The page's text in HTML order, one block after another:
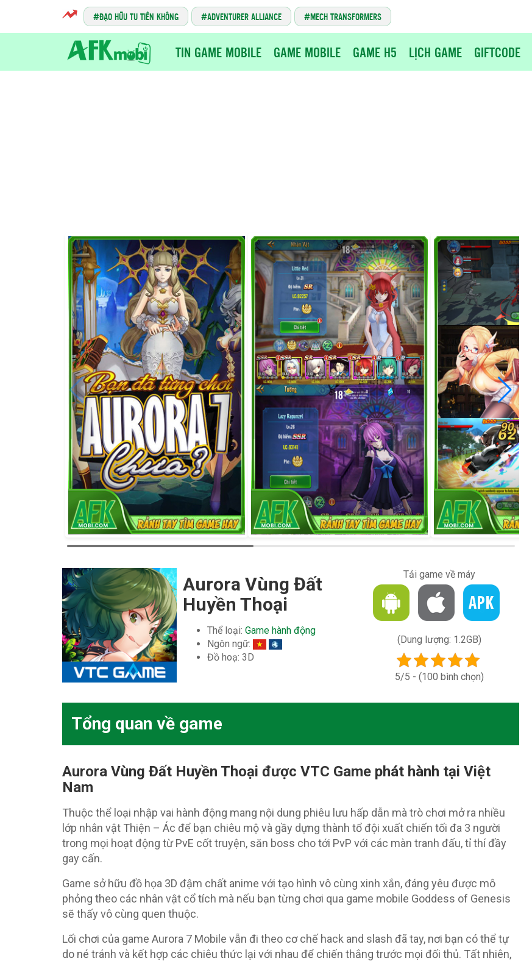
ĐẠO HỮU TU TIÊN KHÔNG ADVENTURER ALLIANCE MECH TRANSFORMERS
TIN GAME MOBILE GAME MOBILE GAME H5 LỊCH GAME GIFTCODE
Aurora Vùng Đất
Huyền Thoại
Thể loại: Game hành động
Ngôn ngữ:
Đồ hoạ: 3D
Tải game về máy
(Dung lượng: 1.2GB)
5/5 - (100 bình chọn)
Tổng quan về game
Aurora Vùng Đất Huyền Thoại được VTC Game phát hành tại Việt
Nam
Thuộc thể loại nhập vai hành động mang nội dung phiêu lưu hấp dẫn mà trò chơi mở ra nhiều
lớp nhân vật Thiện – Ác để bạn chiêu mộ và gầy dựng thành tổ đội xuất chiến tối đa 3 người
trong mọi hoạt động từ PvE cốt truyện, săn boss cho tới PvP với các màn tranh đấu, tỉ thí đầy
gay cấn.
Game sở hữu đồ họa 3D đậm chất anime với tạo hình vô cùng xinh xắn, đáng yêu được mô
phỏng theo các nhân vật cổ tích mà nếu bạn từng chơi qua game mobile Goddess of Genesis
sẽ thấy vô cùng quen thuộc.
Lối chơi của game Aurora 7 Mobile vẫn đi theo cơ chế hack and slash đã tay, nơi bạn có thể tự
do né tránh và kết hợp các chiêu thức lại với nhau để chiến thắng trước mọi đối thủ. Tất nhiên,